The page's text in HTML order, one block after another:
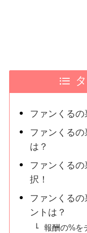
ファンくるの
ファンくる
は？
ファンくる
択！
ファンくる
ントは？
報酬の%を